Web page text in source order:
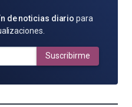
de noticias diario para
Suscribirme